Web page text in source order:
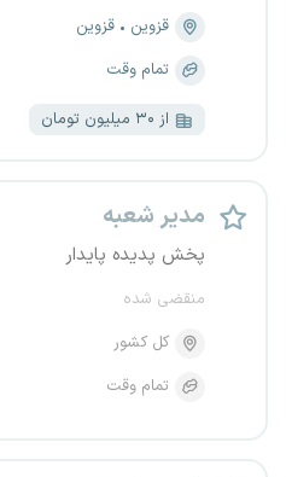
قزوین
قزوین
تمام وقت
از ۳۰ میلیون تومان
مدیر شعبه
پخش پدیده پایدار
منقضی شده
کل کشور
تمام وقت